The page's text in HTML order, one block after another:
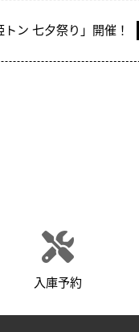
ン 七夕祭り」開催！
入庫予約